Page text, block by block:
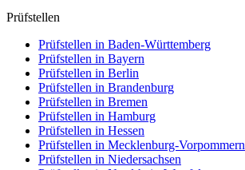
Prüfstellen
Prüfstellen in Baden-Württemberg
Prüfstellen in Bayern
Prüfstellen in Berlin
Prüfstellen in Brandenburg
Prüfstellen in Bremen
Prüfstellen in Hamburg
Prüfstellen in Hessen
Prüfstellen in Mecklenburg-Vorpommern
Prüfstellen in Niedersachsen